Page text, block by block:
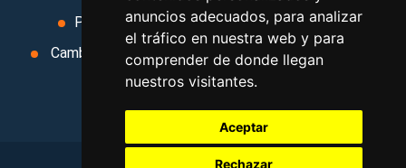
anuncios adecuados, para analizar
el tráfico en nuestra web y para
comprender de donde llegan
nuestros visitantes.
Aceptar
Rechazar
Política de privacidad
Uso de cookies
Cambiar preferencias de cookies
Area privada
Contacto